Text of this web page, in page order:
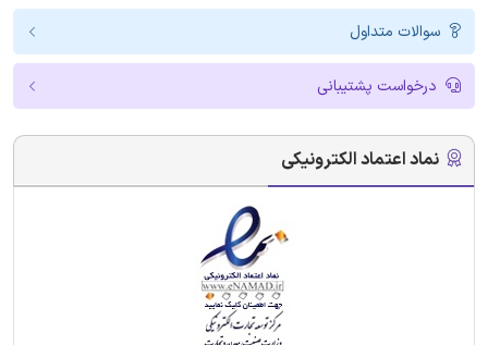
سوالات متداول
درخواست پشتیبانی
نماد اعتماد الکترونیکی